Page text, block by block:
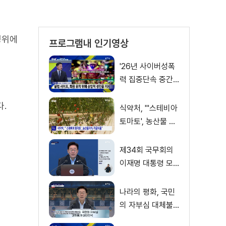
에
.
프로그램내 인기영상
'26년 사이버성폭
력 집중단속 중간
진계획은?
식약처, "'스테비아
토마토', 농산물 아
제34회 국무회의
이재명 대통령 모
나라의 평화, 국민
의 자부심 대체불